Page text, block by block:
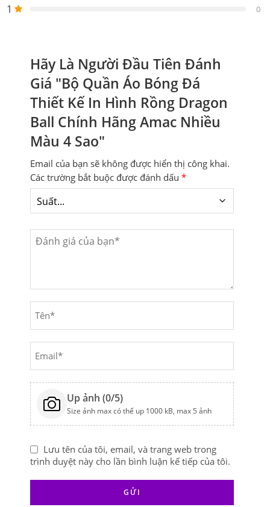
1 0
Hãy Là Người Đầu Tiên Đánh
Giá "Bộ Quần Áo Bóng Đá
Thiết Kế In Hình Rồng Dragon
Ball Chính Hãng Amac Nhiều
Màu 4 Sao"
Email của bạn sẽ không được hiển thị công khai.
Các trường bắt buộc được đánh dấu *
Up ảnh (0/5)
Size ảnh max có thể up 1000 kB, max 5 ảnh
Lưu tên của tôi, email, và trang web trong
trình duyệt này cho lần bình luận kế tiếp của tôi.